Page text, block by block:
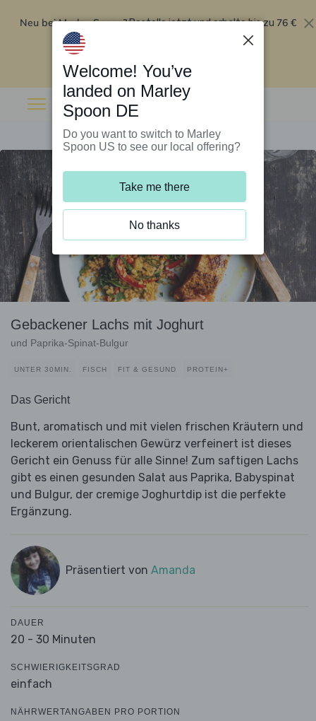
Neu bei Marley Spoon?Bestelle jetzt und erhalte bis zu 76 €
Rabatt auf deine ersten fünf Boxen
Gebackener Lachs mit Joghurt
und Paprika-Spinat-Bulgur
UNTER 30MIN. FISCH FIT & GESUND PROTEIN+
Das Gericht
Bunt, aromatisch und mit vielen frischen Kräutern und
leckerem orientalischen Gewürz verfeinert ist dieses
Gericht ein Genuss für alle Sinne! Zum saftigen Lachs
gibt es einen gesunden Salat aus Paprika, Babyspinat
und Bulgur, der cremige Joghurtdip ist die perfekte
Ergänzung.
Präsentiert von Amanda
DAUER
20 - 30 Minuten
SCHWIERIGKEITSGRAD
einfach
NÄHRWERTANGABEN PRO PORTION
Welcome! You’ve
landed on Marley
Spoon DE
Do you want to switch to Marley
Spoon US to see our local offering?
Take me there
No thanks